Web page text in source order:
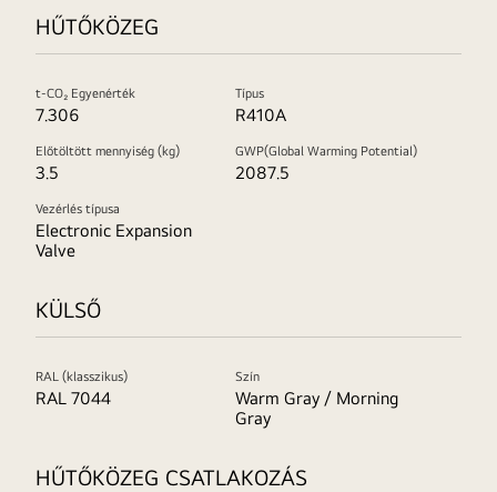
HŰTŐKÖZEG
t-CO₂ Egyenérték
7.306
Típus
R410A
Előtöltött mennyiség (kg)
3.5
GWP(Global Warming Potential)
2087.5
Vezérlés típusa
Electronic Expansion
Valve
KÜLSŐ
RAL (klasszikus)
RAL 7044
Szín
Warm Gray / Morning
Gray
HŰTŐKÖZEG CSATLAKOZÁS